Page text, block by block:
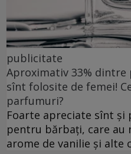
publicitate
Aproximativ 33%
sînt folosite de femei!
parfumuri?
Foarte apreciate sînt
pentru bărbați, care au
arome de vanilie și alte